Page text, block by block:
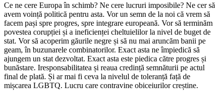
Ce ne cere Europa în schimb? Ne cere lucruri imposibile? Ne cer să
avem voință politică pentru asta. Vor un semn de la noi că vrem să
facem pași spre progres, spre integrare europeană. Vor să terminăm
povestea corupției și a ineficienței cheltuielilor la nivel de buget de
stat. Vor să acoperim găurile negre și să nu mai aruncăm banii pe
geam, în buzunarele combinatorilor. Exact asta ne împiedică să
ajungem un stat dezvoltat. Exact asta este piedica către progres și
bunăstare. Iresponsabilitatea și reaua credință semnăturii pe actul
final de plată. Și ar mai fi ceva la nivelul de toleranță față de
mișcarea LGBTQ. Lucru care contravine obiceiurilor creștine.